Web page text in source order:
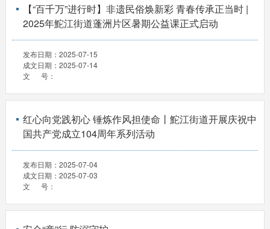
【“百千万”进行时】非遗民俗焕新彩 青春传承正当时 |
2025年鮀江街道蓬洲片区暑期公益课正式启动
发布日期： 2025-07-15
成文日期： 2025-07-14
文 号：
红心向党践初心 锤炼作风担使命丨鮀江街道开展庆祝中
国共产党成立104周年系列活动
发布日期： 2025-07-04
成文日期： 2025-07-03
文 号：